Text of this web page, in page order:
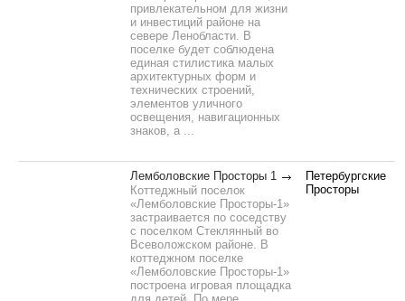
привлекательном для жизни
и инвестиций районе на
севере Ленобласти. В
поселке будет соблюдена
единая стилистика малых
архитектурных форм и
технических строений,
элементов уличного
освещения, навигационных
знаков, а ...
Лемболовские Просторы 1
Коттеджный поселок
«Лемболовские Просторы-1»
застраивается по соседству
с поселком Стеклянный во
Всеволожском районе. В
коттеджном поселке
«Лемболовские Просторы-1»
построена игровая площадка
Петербургские
Просторы